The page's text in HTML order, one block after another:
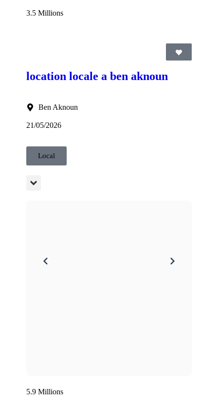
3.5 Millions
location locale a ben aknoun
Ben Aknoun
21/05/2026
Local
5.9 Millions